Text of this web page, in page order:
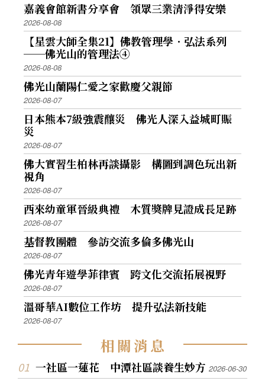
嘉義會館新書分享會 領眾三業清淨得安樂
2026-08-08
【星雲大師全集21】佛教管理學．弘法系列
──佛光山的管理法④
2026-08-08
佛光山蘭陽仁愛之家歡慶父親節
2026-08-07
日本熊本7級強震釀災 佛光人深入益城町賑
災
2026-08-07
佛大實習生柏林再談攝影 構圖到調色玩出新
視角
2026-08-07
西來幼童軍晉級典禮 木質獎牌見證成長足跡
2026-08-07
基督教團體 參訪交流多倫多佛光山
2026-08-07
佛光青年遊學菲律賓 跨文化交流拓展視野
2026-08-07
溫哥華AI數位工作坊 提升弘法新技能
2026-08-07
相關消息
一社區一蓮花 中潭社區談養生妙方2026-06-30